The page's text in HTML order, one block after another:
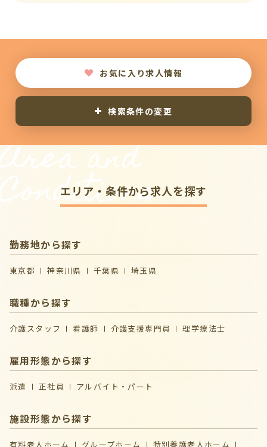
お気に入り求人情報
検索条件の変更
Area and
Conditions
エリア・条件から求人を探す
勤務地から探す
東京都 神奈川県 千葉県 埼玉県
職種から探す
介護スタッフ 看護師 介護支援専門員 理学療法士
雇用形態から探す
派遣 正社員 アルバイト・パート
施設形態から探す
有料老人ホーム グループホーム
特別養護老人ホーム